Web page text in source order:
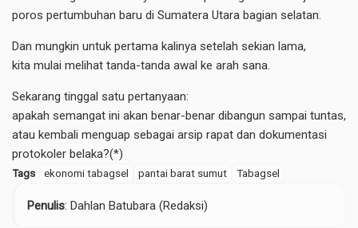
poros pertumbuhan baru di Sumatera Utara bagian selatan.
Dan mungkin untuk pertama kalinya setelah sekian lama,
kita mulai melihat tanda-tanda awal ke arah sana.
Sekarang tinggal satu pertanyaan:
apakah semangat ini akan benar-benar dibangun sampai tuntas,
atau kembali menguap sebagai arsip rapat dan dokumentasi
protokoler belaka?(*)
Tags ekonomi tabagsel pantai barat sumut Tabagsel
Penulis: Dahlan Batubara (Redaksi)